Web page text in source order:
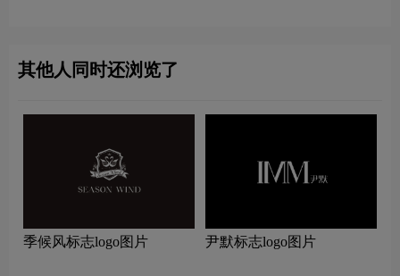
其他人同时还浏览了
季候风标志logo图片 尹默标志logo图片